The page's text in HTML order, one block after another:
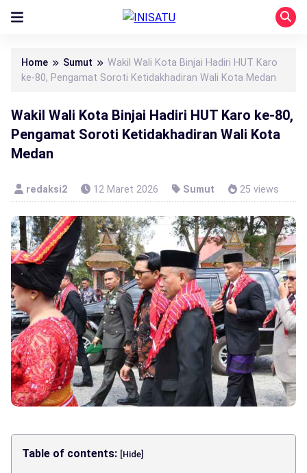
Home Sumut
Wakil Wali Kota Binjai Hadiri HUT Karo
ke-80, Pengamat Soroti Ketidakhadiran Wali Kota Medan
Wakil Wali Kota Binjai Hadiri HUT Karo ke-80,
Pengamat Soroti Ketidakhadiran Wali Kota
Medan
redaksi2 12 Maret 2026 Sumut 25 views
Table of contents: [Hide]